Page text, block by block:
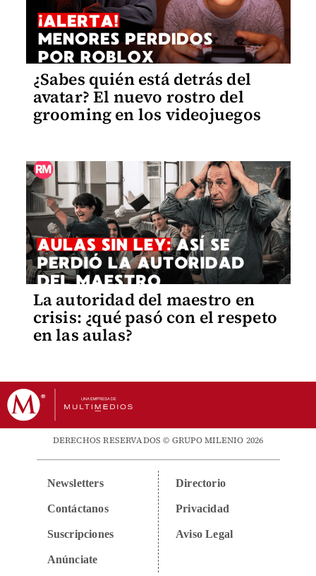
¿Sabes quién está detrás del
avatar? El nuevo rostro del
grooming en los videojuegos
La autoridad del maestro en
crisis: ¿qué pasó con el respeto
en las aulas?
DERECHOS RESERVADOS © GRUPO MILENIO 2026
Newsletters
Contáctanos
Suscripciones
Anúnciate
Directorio
Privacidad
Aviso Legal